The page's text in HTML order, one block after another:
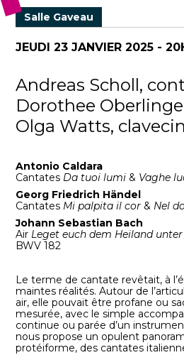
Salle Gaveau
JEUDI 23 JANVIER 2025 -
Andreas Scholl,
Dorothee
Olga Watts, clavecin
Antonio Caldara
Cantates Da tuoi lumi & Vaghe
Georg Friedrich Händel
Cantates Mi palpita il cor & Nel
Johann Sebastian Bach
Air Leget euch dem Heiland unter
BWV 182
Le terme de cantate revêtait, à
maintes réalités. Autour de
air, elle pouvait être profane ou
mesurée, avec le simple
continue ou parée d’un
nous propose un opulent
protéiforme, des cantates